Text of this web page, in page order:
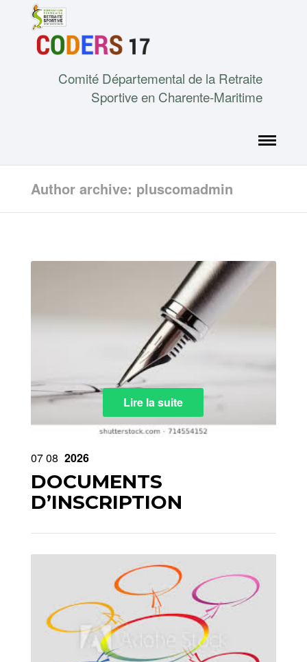
Comité Départemental de la Retraite
Sportive en Charente-Maritime
Author archive: pluscomadmin
Lire la suite
0708 2026
DOCUMENTS
D’INSCRIPTION